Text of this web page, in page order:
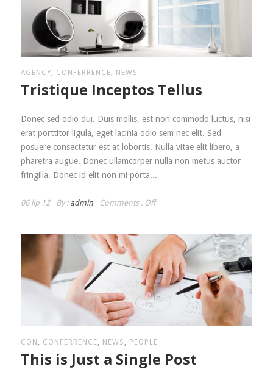
AGENCY, CONFERRENCE , NEWS
Tristique Inceptos Tellus
Donec sed odio dui. Duis mollis, est non commodo luctus, nisi
erat porttitor ligula, eget lacinia odio sem nec elit. Sed
posuere consectetur est at lobortis. Nulla vitae elit libero, a
pharetra augue. Donec ullamcorper nulla non metus auctor
fringilla. Donec id elit non mi porta...
06 lip 12 By : admin Comments : Off
CON , CONFERRENCE , NEWS , PEOPLE
This is Just a Single Post